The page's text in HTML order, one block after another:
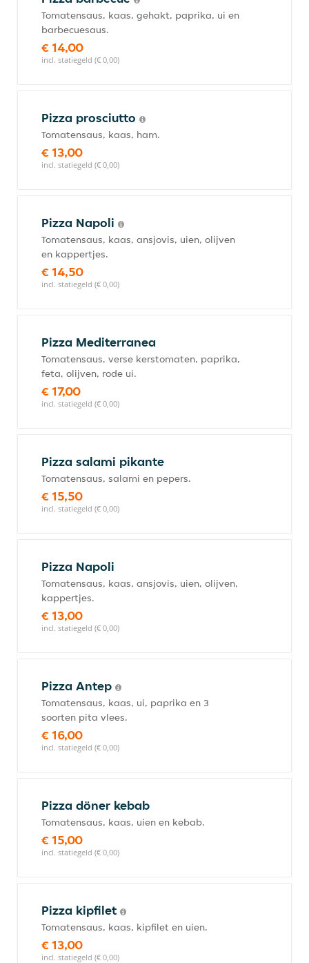
Tomatensaus, kaas, gehakt, paprika, ui en
barbecuesaus.
€ 14,00
incl. statiegeld (€ 0,00)
Pizza prosciutto
Tomatensaus, kaas, ham.
€ 13,00
incl. statiegeld (€ 0,00)
Pizza Napoli
Tomatensaus, kaas, ansjovis, uien, olijven
en kappertjes.
€ 14,50
incl. statiegeld (€ 0,00)
Pizza Mediterranea
Tomatensaus, verse kerstomaten, paprika,
feta, olijven, rode ui.
€ 17,00
incl. statiegeld (€ 0,00)
Pizza salami pikante
Tomatensaus, salami en pepers.
€ 15,50
incl. statiegeld (€ 0,00)
Pizza Napoli
Tomatensaus, kaas, ansjovis, uien, olijven,
kappertjes.
€ 13,00
incl. statiegeld (€ 0,00)
Pizza Antep
Tomatensaus, kaas, ui, paprika en 3
soorten pita vlees.
€ 16,00
incl. statiegeld (€ 0,00)
Pizza döner kebab
Tomatensaus, kaas, uien en kebab.
€ 15,00
incl. statiegeld (€ 0,00)
Pizza kipfilet
Tomatensaus, kaas, kipfilet en uien.
€ 13,00
incl. statiegeld (€ 0,00)